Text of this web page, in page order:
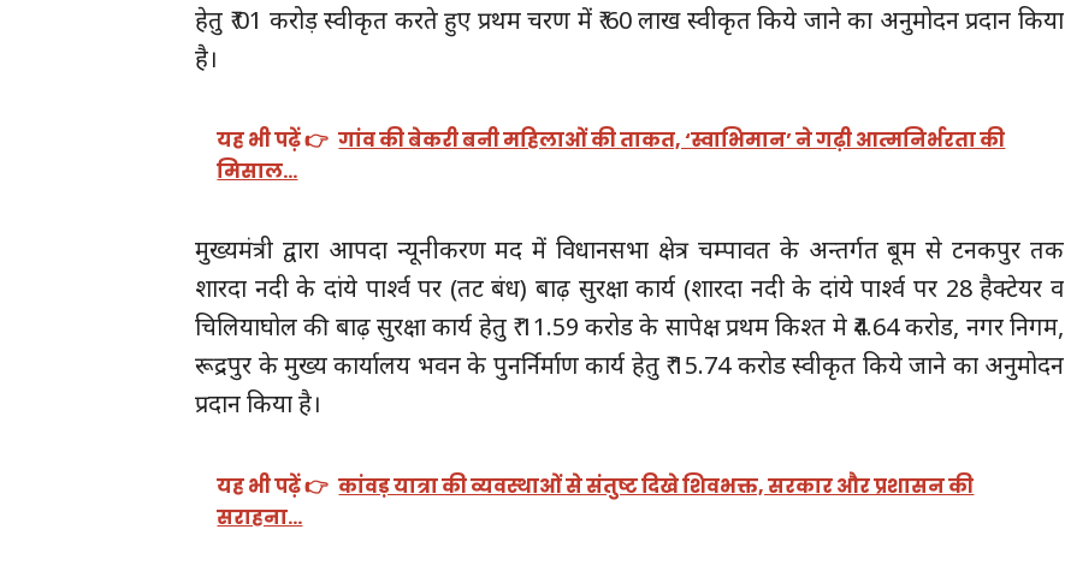
हेतु ₹ 01 करोड़ स्वीकृत करते हुए प्रथम चरण में ₹ 60 लाख स्वीकृत किये जाने का अनुमोदन प्रदान किया
है।
यह भी पढ़ें 👉 गांव की बेकरी बनी महिलाओं की ताकत, ‘स्वाभिमान’ ने गढ़ी आत्मनिर्भरता की
मिसाल…
मुख्यमंत्री द्वारा आपदा न्यूनीकरण मद में विधानसभा क्षेत्र चम्पावत के अन्तर्गत बूम से टनकपुर तक
शारदा नदी के दांये पार्श्व पर (तट बंध) बाढ़ सुरक्षा कार्य (शारदा नदी के दांये पार्श्व पर 28 हैक्टेयर व
चिलियाघोल की बाढ़ सुरक्षा कार्य हेतु ₹ 11.59 करोड के सापेक्ष प्रथम किश्त मे ₹4.64 करोड, नगर निगम,
रूद्रपुर के मुख्य कार्यालय भवन के पुनर्निर्माण कार्य हेतु ₹ 15.74 करोड स्वीकृत किये जाने का अनुमोदन
प्रदान किया है।
यह भी पढ़ें 👉 कांवड़ यात्रा की व्यवस्थाओं से संतुष्ट दिखे शिवभक्त, सरकार और प्रशासन की
सराहना…